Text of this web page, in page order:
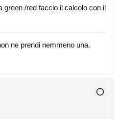
green /red faccio il calcolo con il
ne prendi nemmeno una.